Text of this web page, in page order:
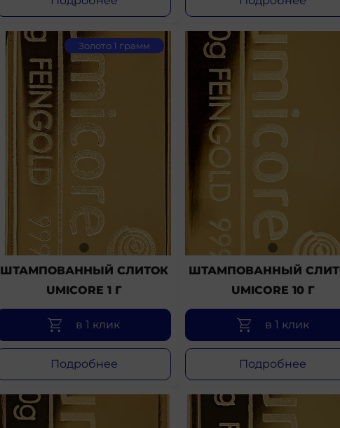
Золото 1 грамм
ШТАМПОВАННЫЙ СЛИТОК
UMICORE 1 Г
в 1 клик
Подробнее
ШТАМПОВАННЫЙ
UMICORE 10 Г
в 1 клик
Подробнее